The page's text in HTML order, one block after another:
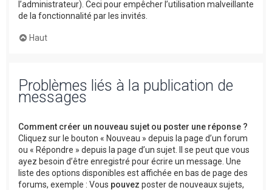
l’administrateur). Ceci pour empêcher l’utilisation malveillante
de la fonctionnalité par les invités.
Haut
Problèmes liés à la publication de
messages
Comment créer un nouveau sujet ou poster une réponse ?
Cliquez sur le bouton « Nouveau » depuis la page d’un forum
ou « Répondre » depuis la page d’un sujet. Il se peut que vous
ayez besoin d’être enregistré pour écrire un message. Une
liste des options disponibles est affichée en bas de page des
forums, exemple : Vous pouvez poster de nouveaux sujets,